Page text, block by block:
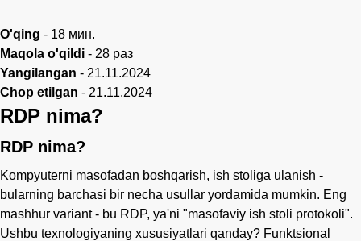
O'qing - 18 мин.
Maqola o'qildi - 28 раз
Yangilangan - 21.11.2024
Chop etilgan - 21.11.2024
RDP nima?
RDP nima?
Kompyuterni masofadan boshqarish, ish stoliga ulanish -
bularning barchasi bir necha usullar yordamida mumkin. Eng
mashhur variant - bu RDP, ya'ni "masofaviy ish stoli protokoli".
Ushbu texnologiyaning xususiyatlari qanday? Funktsional
Onlayn chat
Onlayn · bir necha daqiqada javob beramiz
Ismingiz
Telefon